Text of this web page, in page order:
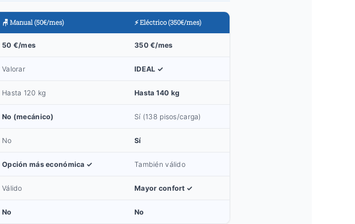
🪑 Manual (50€/mes) ⚡ Eléctrico (350€/mes)
50 €/mes 350 €/mes
Valorar IDEAL ✓
Hasta 120 kg Hasta 140 kg
No (mecánico) Sí (138 pisos/carga)
No Sí
Opción más económica ✓ También válido
Válido Mayor confort ✓
No No